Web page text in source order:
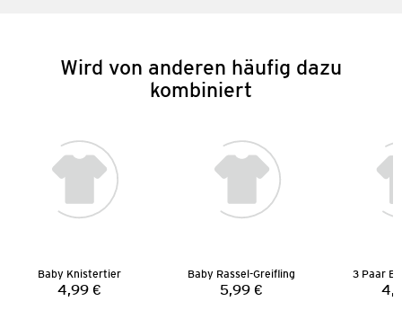
Wird von anderen häufig dazu
kombiniert
Baby Knistertier
Preis:
4,99 €
Baby Rassel-Greifling
Preis:
5,99 €
3 Paar